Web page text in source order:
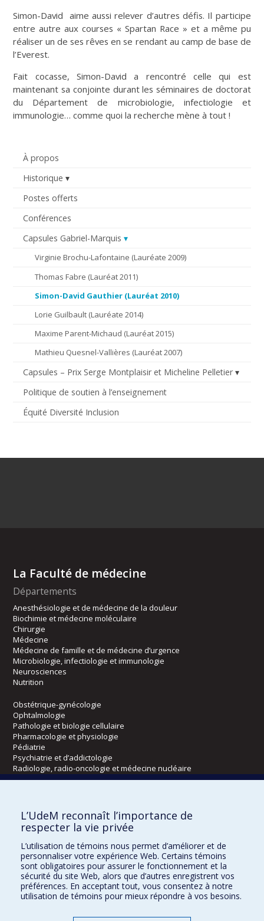
À propos
Historique
Postes offerts
Conférences
Capsules Gabriel-Marquis
Virginie Brochu-Lafontaine (Lauréate 2009)
Thomas Fabre (Lauréat 2011)
Simon-David Gauthier (Lauréat 2010)
Lorie Guilbault (Lauréate 2014)
Maxime Parent-Michaud (Lauréat 2015)
Mathieu Quesnel-Vallières (Lauréat 2007)
Capsules – Prix Serge Montplaisir et Micheline Pelletier
Politique de soutien à l’enseignement
Équité Diversité Inclusion
Simon-David aime aussi relever d’autres défis. Il participe
entre autre aux courses « Spartan Race » et a même pu
réaliser un de ses rêves en se rendant au camp de base de
l’Everest.
Fait cocasse, Simon-David a rencontré celle qui est
maintenant sa conjointe durant les séminaires de doctorat
du Département de microbiologie, infectiologie et
immunologie… comme quoi la recherche mène à tout !
La Faculté de médecine
Départements
Anesthésiologie et de médecine de la douleur
Biochimie et médecine moléculaire
Chirurgie
Médecine
Médecine de famille et de médecine d’urgence
Microbiologie, infectiologie et immunologie
Neurosciences
Nutrition
Obstétrique-gynécologie
Ophtalmologie
Pathologie et biologie cellulaire
Pharmacologie et physiologie
Pédiatrie
Psychiatrie et d’addictologie
Radiologie, radio-oncologie et médecine nucléaire
Écoles
Kinésiologie et des sciences de l’activité physique
Orthophonie et audiologie
Réadaptation
Directions
DPC
CPASS
L’UdeM reconnaît l’importance de
respecter la vie privée
L’utilisation de témoins nous permet d’améliorer et de
personnaliser votre expérience Web. Certains témoins
sont obligatoires pour assurer le fonctionnement et la
sécurité du site Web, alors que d’autres enregistrent vos
préférences. En acceptant tout, vous consentez à notre
utilisation de témoins pour mieux répondre à vos besoins.